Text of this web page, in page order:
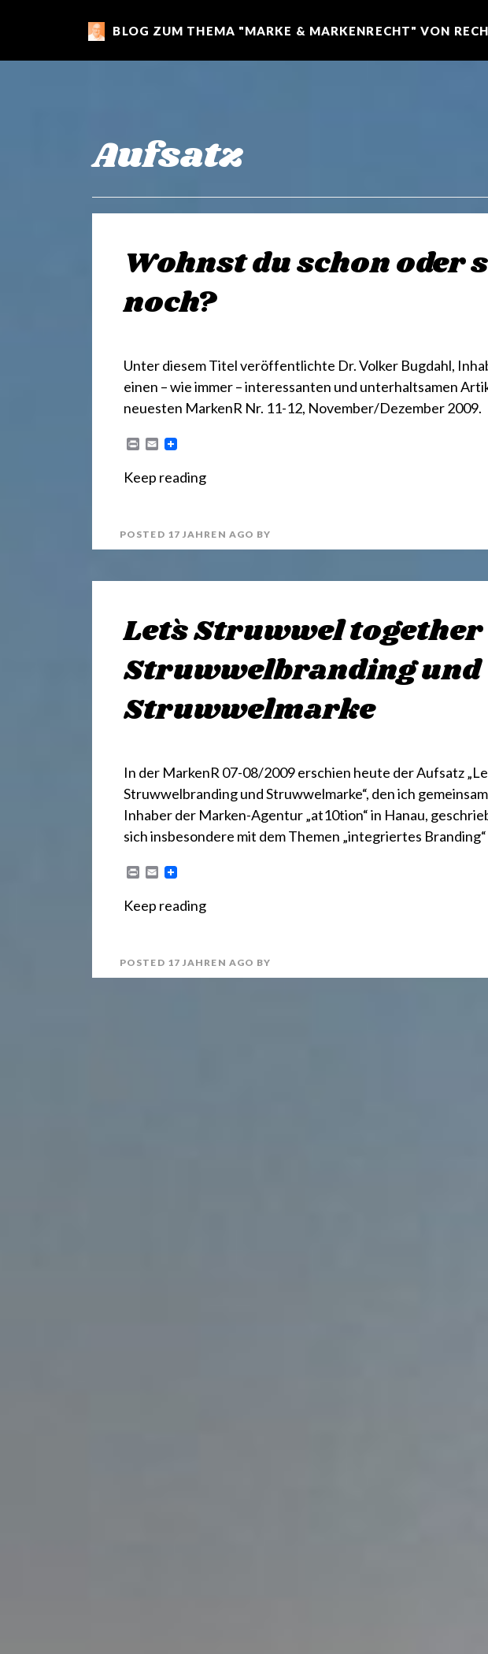
m
r
k
t
BLOG ZUM THEMA "MARKE & MARKENRECHT" VON
Aufsatz
Wohnst du schon oder
noch?
Unter diesem Titel veröffentlichte Dr. Volker Bugdahl,
einen – wie immer – interessanten und unterhaltsamen
neuesten MarkenR Nr. 11-12, November/Dezember 2009.
n
E
i
Keep reading
POSTED 17 JAHREN AGO BY
Let`s Struwwel
Struwwelbranding und
Struwwelmarke
In der MarkenR 07-08/2009 erschien heute der Aufsatz
Struwwelbranding und Struwwelmarke“, den ich
Inhaber der Marken-Agentur „at10tion“ in Hanau,
sich insbesondere mit dem Themen „integriertes
n
E
i
Keep reading
POSTED 17 JAHREN AGO BY